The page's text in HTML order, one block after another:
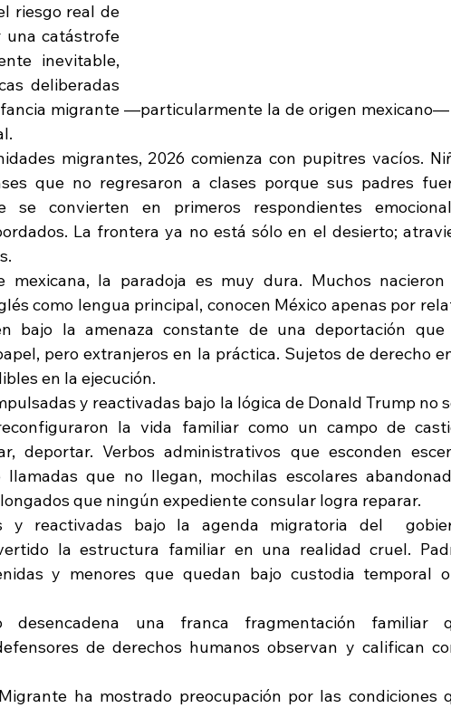
riesgo real de
una catástrofe
inevitable,
deliberadas
migrante —particularmente la de origen
migrantes, 2026 comienza con pupitres vacíos.
que no regresaron a clases porque sus padres
se convierten en primeros respondientes
La frontera ya no está sólo en el desierto;
mexicana, la paradoja es muy dura. Muchos nacieron
como lengua principal, conocen México apenas por
bajo la amenaza constante de una deportación que
pero extranjeros en la práctica. Sujetos de derecho
en la ejecución.
y reactivadas bajo la lógica de Donald Trump no
la vida familiar como un campo de
deportar. Verbos administrativos que esconden
que no llegan, mochilas escolares
que ningún expediente consular logra reparar.
y reactivadas bajo la agenda migratoria del
la estructura familiar en una realidad cruel.
y menores que quedan bajo custodia temporal
desencadena una franca fragmentación familiar
de derechos humanos observan y califican
ha mostrado preocupación por las condiciones